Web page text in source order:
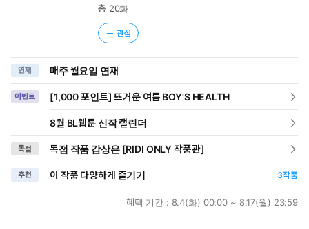
총 20화
관심
연재 매주 월요일 연재
이벤트 [1,000 포인트] 뜨거운 여름 BOY'S HEALTH
8월 BL웹툰 신작 캘린더
독점 독점 작품 감상은 [RIDI ONLY 작품관]
추천 이 작품 다양하게 즐기기 3작품
혜택 기간 : 8.4(화) 00:00 ~ 8.17(월) 23:59